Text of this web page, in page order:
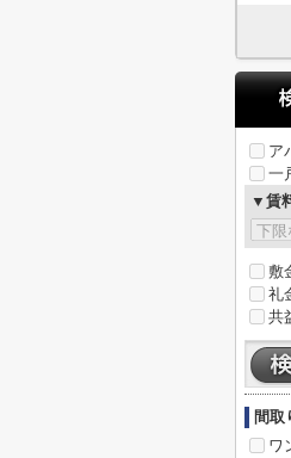
ア
一
▼賃
敷
礼
共
間取
ワ